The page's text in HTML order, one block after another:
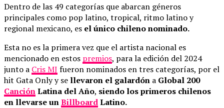
Dentro de las 49 categorías que abarcan géneros
principales como pop latino, tropical, ritmo latino y
regional mexicano, es el único chileno nominado.
Esta no es la primera vez que el artista nacional es
mencionado en estos premios, para la edición del 2024
junto a Cris MJ fueron nominados en tres categorías, por el
hit Gata Only y se llevaron el galardón a Global 200
CanciónLatina del Año, siendo los primeros chilenos
en llevarse unBillboardLatino.